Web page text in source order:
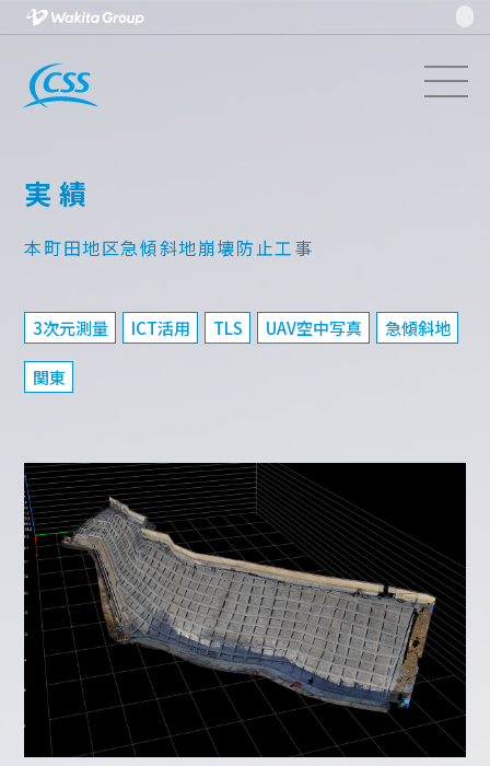
実績
本町田地区急傾斜地崩壊防止工事
3次元測量 ICT活用 TLS UAV空中写真 急傾斜地
関東